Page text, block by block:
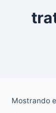
Mostrando